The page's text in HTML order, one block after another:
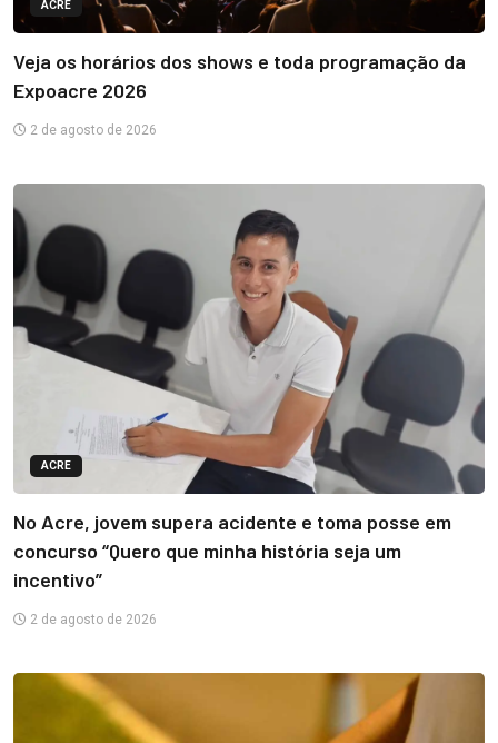
ACRE
Veja os horários dos shows e toda programação da
Expoacre 2026
2 de agosto de 2026
ACRE
No Acre, jovem supera acidente e toma posse em
concurso “Quero que minha história seja um
incentivo”
2 de agosto de 2026